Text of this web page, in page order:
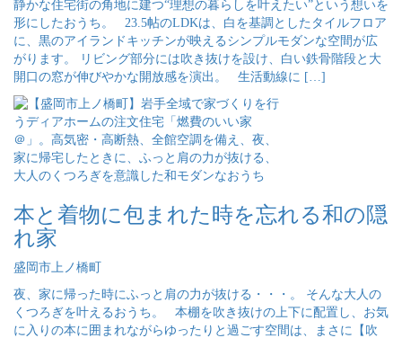
静かな住宅街の角地に建つ“理想の暮らしを叶えたい”という想いを
形にしたおうち。 23.5帖のLDKは、白を基調としたタイルフロア
に、黒のアイランドキッチンが映えるシンプルモダンな空間が広
がります。 リビング部分には吹き抜けを設け、白い鉄骨階段と大
開口の窓が伸びやかな開放感を演出。 生活動線に […]
本と着物に包まれた時を忘れる和の隠
れ家
盛岡市上ノ橋町
夜、家に帰った時にふっと肩の力が抜ける・・・。 そんな大人の
くつろぎを叶えるおうち。 本棚を吹き抜けの上下に配置し、お気
に入りの本に囲まれながらゆったりと過ごす空間は、まさに【吹